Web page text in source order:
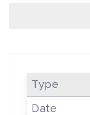
Type
Date